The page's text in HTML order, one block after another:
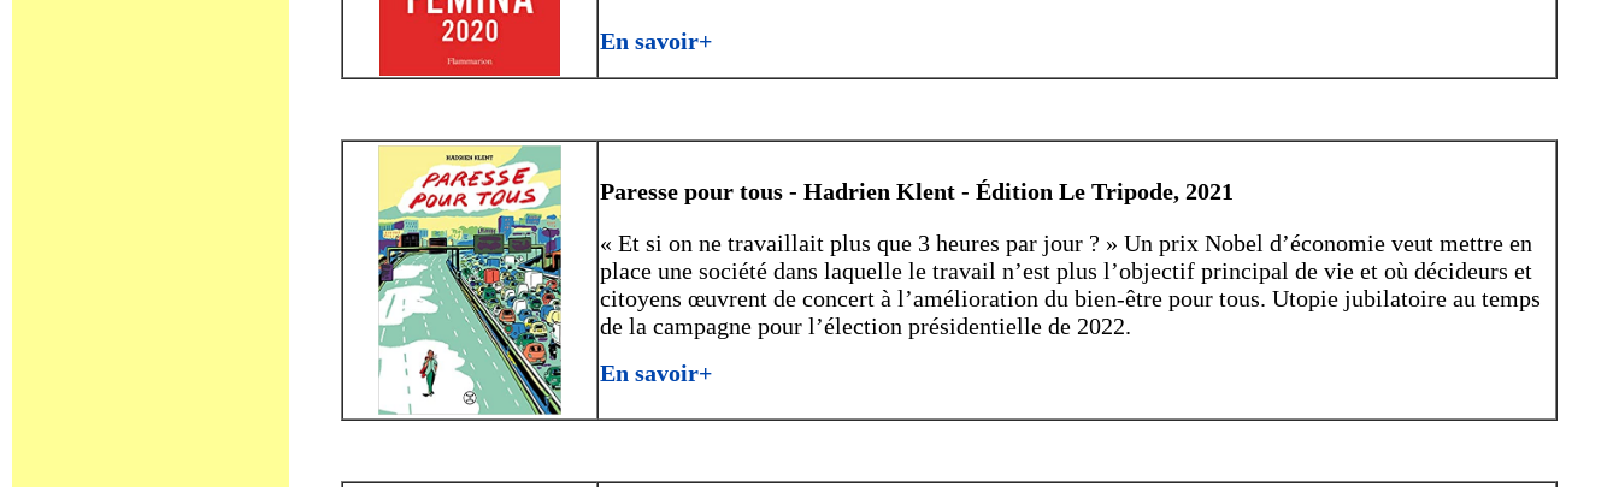
En savoir+
Paresse pour tous - Hadrien Klent - Édition Le Tripode, 2021
« Et si on ne travaillait plus que 3 heures par jour ? » Un prix Nobel d’économie veut mettre en
place une société dans laquelle le travail n’est plus l’objectif principal de vie et où décideurs et
citoyens œuvrent de concert à l’amélioration du bien-être pour tous. Utopie jubilatoire au temps
de la campagne pour l’élection présidentielle de 2022.
En savoir+